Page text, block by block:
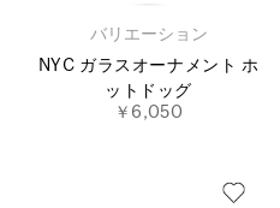
バリエーション
NYC ガラスオーナメント ホ
ットドッグ
￥6,050